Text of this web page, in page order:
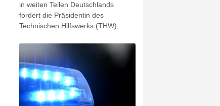
in weiten Teilen Deutschlands
fordert die Präsidentin des
Technischen Hilfswerks (THW),
Bund. "Die hohe Waldbrandgefahr
derzeit zeigt, wie wichtig ein
leistungsfähiger
Bevölkerungsschutz ist", sagte
Lackner der "Rheinischen Post"
(Donnerstagsausgabe). Durch die